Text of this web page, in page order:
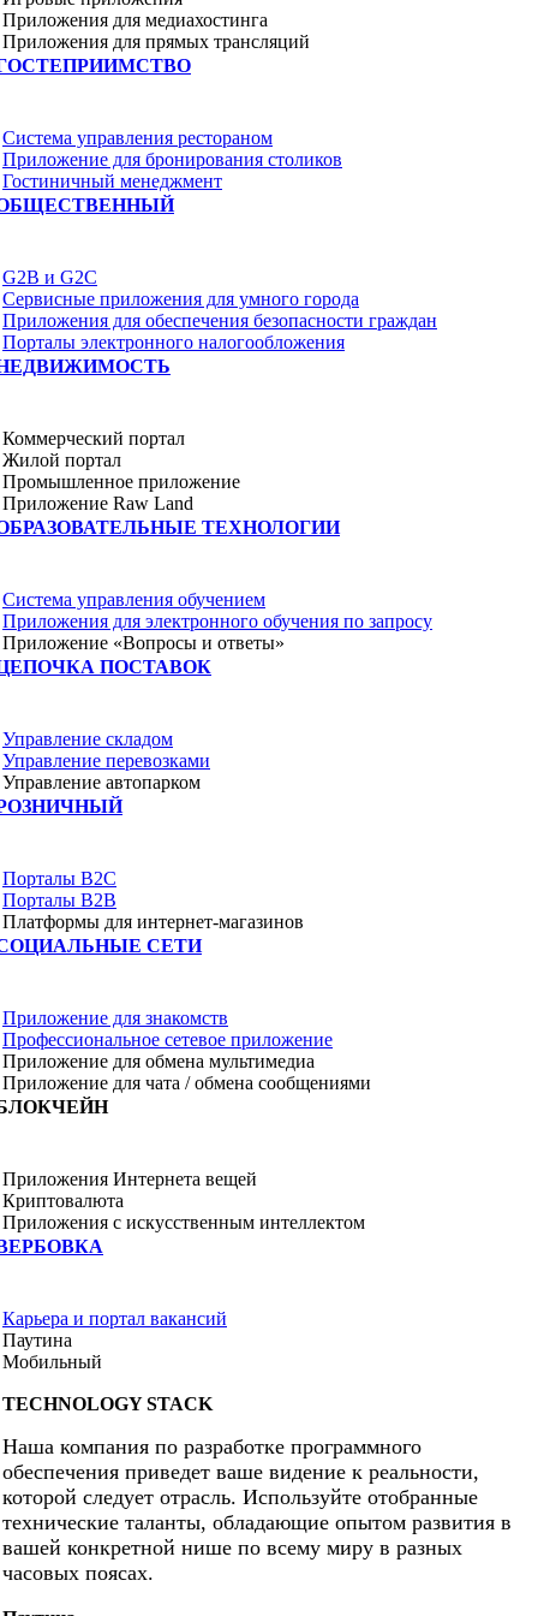
Приложения для медиахостинга
Приложения для прямых трансляций
Система управления рестораном
Приложение для бронирования столиков
Гостиничный менеджмент
G2B и G2C
Сервисные приложения для умного города
Приложения для обеспечения безопасности граждан
Порталы электронного налогообложения
Коммерческий портал
Жилой портал
Промышленное приложение
Приложение Raw Land
ТЕХНОЛОГИИ
Система управления обучением
Приложения для электронного обучения по запросу
Приложение «Вопросы и ответы»
ПОСТАВОК
Управление складом
Управление перевозками
Управление автопарком
Порталы B2C
Порталы B2B
Платформы для интернет-магазинов
СЕТИ
Приложение для знакомств
Профессиональное сетевое приложение
Приложение для обмена мультимедиа
Приложение для чата / обмена сообщениями
Приложения Интернета вещей
Криптовалюта
Приложения с искусственным интеллектом
Карьера и портал вакансий
Паутина
Мобильный
TECHNOLOGY STACK
Наша компания по разработке программного
обеспечения приведет ваше видение к реальности,
которой следует отрасль. Используйте отобранные
технические таланты, обладающие опытом развития в
вашей конкретной нише по всему миру в разных
часовых поясах.